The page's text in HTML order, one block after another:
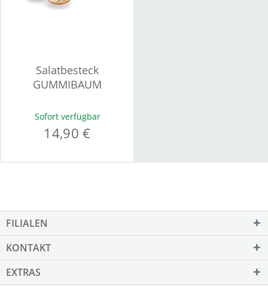
Salatbesteck
GUMMIBAUM
Sofort verfügbar
14,90 €
FILIALEN
KONTAKT
EXTRAS